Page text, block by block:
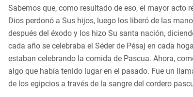
Sabemos que, como resultado de eso, el mayor acto
Dios perdonó a Sus hijos, luego los liberó de las
después del éxodo y los hizo Su santa nación,
cada año se celebraba el Séder de Pésaj en cada
estaban celebrando la comida de Pascua. Ahora,
algo que había tenido lugar en el pasado. Fue un
de los egipcios a través de la sangre del cordero